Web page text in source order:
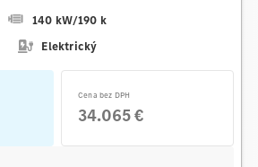
140 kW/190 k
Elektrický
Cena bez DPH
34.065 €